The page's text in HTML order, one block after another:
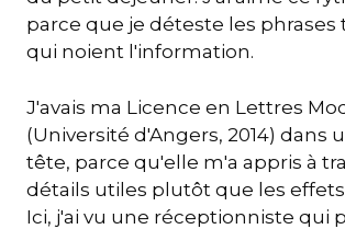
parce que je déteste les phrases
qui noient l'information.
J'avais ma Licence en Lettres
(Université d'Angers, 2014) dans
tête, parce qu'elle m'a appris à
détails utiles plutôt que les
Ici, j'ai vu une réceptionniste qui